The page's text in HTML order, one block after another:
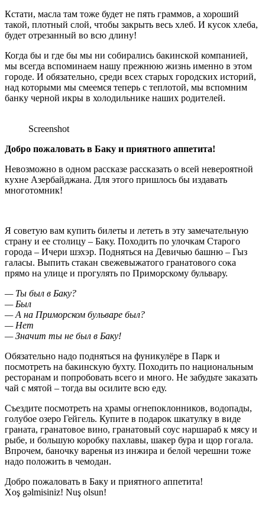
Кстати, масла там тоже будет не пять граммов, а хороший
такой, плотный слой, чтобы закрыть весь хлеб. И кусок хлеба,
будет отрезанный во всю длину!
Когда бы и где бы мы ни собирались бакинской компанией,
мы всегда вспоминаем нашу прежнюю жизнь именно в этом
городе. И обязательно, среди всех старых городских историй,
над которыми мы смеемся теперь с теплотой, мы вспомним
банку черной икры в холодильнике наших родителей.
Screenshot
Добро пожаловать в Баку и приятного аппетита!
Невозможно в одном рассказе рассказать о всей невероятной
кухне Азербайджана. Для этого пришлось бы издавать
многотомник!
Я советую вам купить билеты и лететь в эту замечательную
страну и ее столицу – Баку. Походить по улочкам Старого
города – Ичери шэхэр. Подняться на Девичью башню – Гыз
галасы. Выпить стакан свежевыжатого гранатового сока
прямо на улице и прогулять по Приморскому бульвару.
— Ты был в Баку?
— Был
— А на Приморском бульваре был?
— Нет
— Значит ты не был в Баку!
Обязательно надо подняться на фуникулёре в Парк и
посмотреть на бакинскую бухту. Походить по национальным
ресторанам и попробовать всего и много. Не забудьте заказать
чай с мятой – тогда вы осилите всю еду.
Съездите посмотреть на храмы огнепоклонников, водопады,
голубое озеро Гейгель. Купите в подарок шкатулку в виде
граната, гранатовое вино, гранатовый соус наршараб к мясу и
рыбе, и большую коробку пахлавы, шакер бура и щор гогала.
Впрочем, баночку варенья из инжира и белой черешни тоже
надо положить в чемодан.
Добро пожаловать в Баку и приятного аппетита!
Хoş gəlmisiniz! Nuş olsun!